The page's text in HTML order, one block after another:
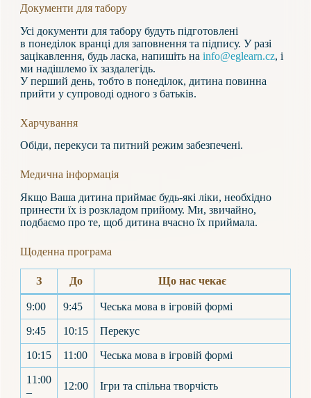
Документи для табору
Усі документи для табору будуть підготовлені
в понеділок вранці для заповнення та підпису. У разі
зацікавлення, будь ласка, напишіть на info@eglearn.cz, і
ми надішлемо їх заздалегідь.
У перший день, тобто в понеділок, дитина повинна
прийти у супроводі одного з батьків.
Харчування
Обіди, перекуси та питний режим забезпечені.
Медична інформація
Якщо Ваша дитина приймає будь-які ліки, необхідно
принести їх із розкладом прийому. Ми, звичайно,
подбаємо про те, щоб дитина вчасно їх приймала.
Щоденна програма
З До Що нас чекає
9:00 9:45 Чеська мова в ігровій формі
9:45 10:15 Перекус
10:15 11:00 Чеська мова в ігровій формі
11:00
–
12:00 Ігри та спільна творчість